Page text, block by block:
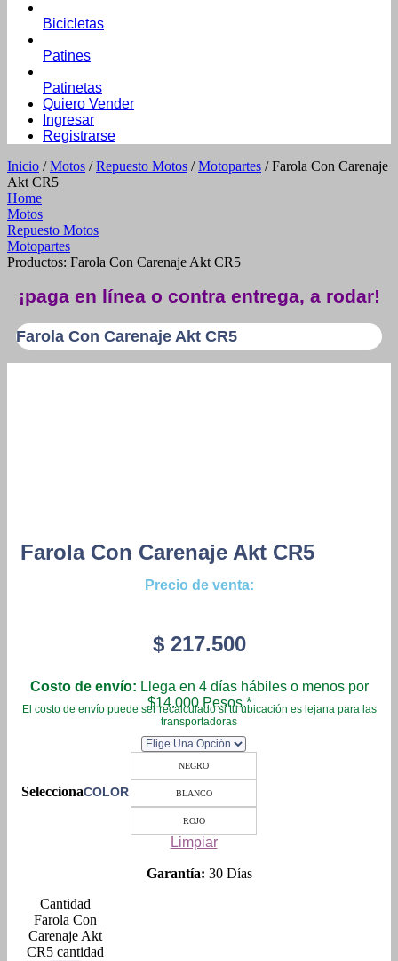
Bicicletas
Patines
Patinetas
Quiero Vender
Ingresar
Registrarse
Inicio /Motos /Repuesto Motos /Motopartes / Farola Con Carenaje
Akt CR5
Home
Motos
Repuesto Motos
Motopartes
Productos: Farola Con Carenaje Akt CR5
¡paga en línea o contra entrega, a rodar!
Farola Con Carenaje Akt CR5
Farola Con Carenaje Akt CR5
Precio de venta:
$217.500
Costo de envío: Llega en 4 días hábiles o menos por
$14.000 Pesos.*
El costo de envío puede ser recalculado si tu ubicación es lejana para las
transportadoras
COLOR
NEGRO
BLANCO
ROJO
Limpiar
Garantía: 30 Días
Farola Con
Carenaje Akt
CR5 cantidad